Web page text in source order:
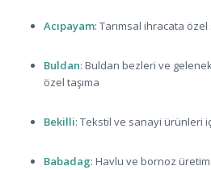
Acıpayam: Tarımsal ihracata
Buldan: Buldan bezleri ve
özel taşıma
Bekilli: Tekstil ve sanayi ürünleri
Babadag: Havlu ve bornoz